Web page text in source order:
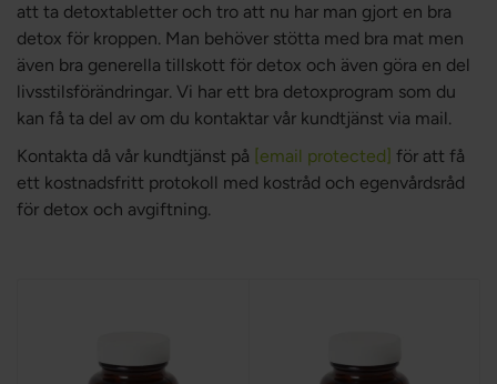
att ta detoxtabletter och tro att nu har man gjort en bra
detox för kroppen. Man behöver stötta med bra mat men
även bra generella tillskott för detox och även göra en del
livsstilsförändringar. Vi har ett bra detoxprogram som du
kan få ta del av om du kontaktar vår kundtjänst via mail.
Kontakta då vår kundtjänst på [email protected] för att få
ett kostnadsfritt protokoll med kostråd och egenvårdsråd
för detox och avgiftning.